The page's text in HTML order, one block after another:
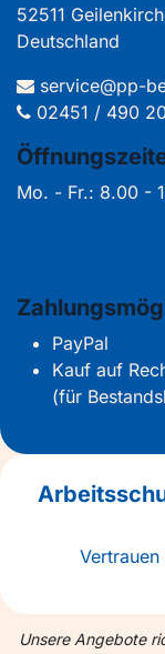
52511
Deutschland
service@pp-
02451 / 490
Mo. - Fr.: 8.00 -
PayPal
Kauf auf
(für
Unsere Angebote